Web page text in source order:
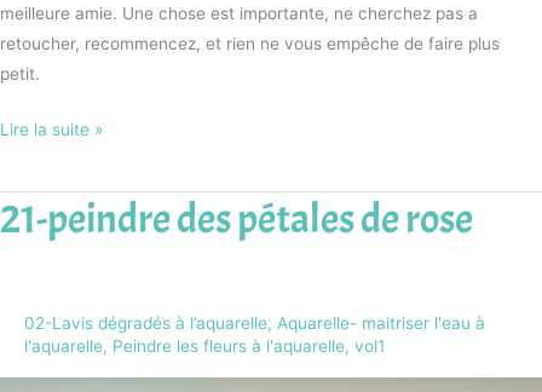
meilleure amie. Une chose est importante, ne cherchez pas a
retoucher, recommencez, et rien ne vous empêche de faire plus
petit.
Lire la suite »
21-peindre des pétales de rose
02-Lavis dégradés à l’aquarelle, Aquarelle- maitriser l'eau à
l'aquarelle, Peindre les fleurs à l'aquarelle, vol1
21-
peindre
rose